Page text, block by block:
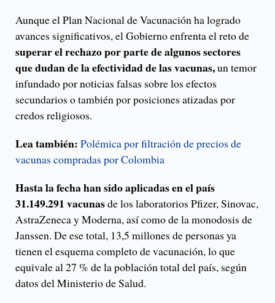
Aunque el Plan Nacional de Vacunación ha logrado
avances significativos, el Gobierno enfrenta el reto de
superar el rechazo por parte de algunos sectores
que dudan de la efectividad de las vacunas,un temor
infundado por noticias falsas sobre los efectos
secundarios o también por posiciones atizadas por
credos religiosos.
Lea también: Polémica por filtración de precios de
vacunas compradas por Colombia
Hasta la fecha han sido aplicadas en el país
31.149.291 vacunasde los laboratorios Pfizer, Sinovac,
AstraZeneca y Moderna, así como de la monodosis de
Janssen. De ese total, 13,5 millones de personas ya
tienen el esquema completo de vacunación, lo que
equivale al 27 % de la población total del país, según
datos del Ministerio de Salud.